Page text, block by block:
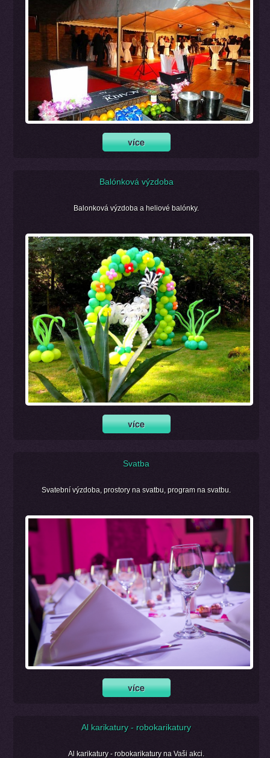
Balónková výzdoba
Balonková výzdoba a heliové balónky.
Svatba
Svatební výzdoba, prostory na svatbu, program na svatbu.
Al karikatury - robokarikatury
Al karikatury - robokarikatury na Vaši akci.